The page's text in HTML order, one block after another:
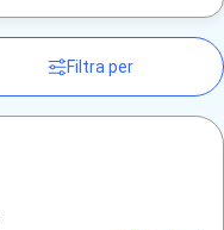
Filtra per